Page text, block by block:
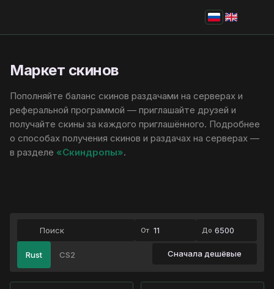
Маркет скинов
Пополняйте баланс скинов раздачами на серверах и
реферальной программой — приглашайте друзей и
получайте скины за каждого приглашённого. Подробнее
о способах получения скинов и раздачах на серверах —
в разделе «Скиндропы».
От До
Rust CS2 Сначала дешёвые